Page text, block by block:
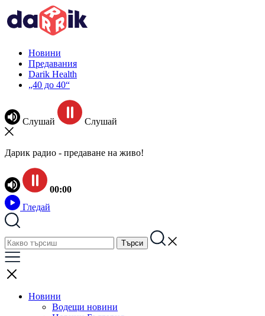
Новини
Предавания
Darik Health
„40 до 40“
Слушай Слушай
Дарик радио - предаване на живо!
00:00
Гледай
Новини
Водещи новини